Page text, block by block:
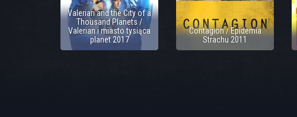
Valerian and the City of a
Thousand Planets /
Valerian i miasto tysiąca
planet 2017
Contagion / Epidemia
Strachu 2011